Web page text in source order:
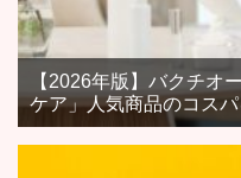
【2026年版】バクチオ
ケア」人気商品のコス